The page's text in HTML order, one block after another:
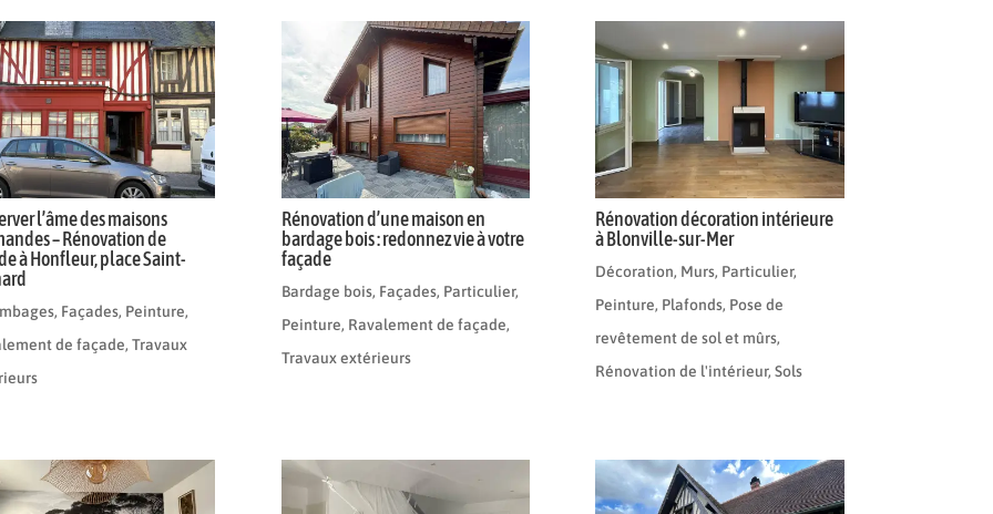
l’âme des maisons
– Rénovation de
à Honfleur, place Saint-
, Façades, Peinture,
de façade, Travaux
Rénovation d’une maison en
bardage bois : redonnez vie à votre
façade
Bardage bois, Façades, Particulier,
Peinture, Ravalement de façade,
Travaux extérieurs
Rénovation décoration intérieure
à Blonville-sur-Mer
Décoration, Murs, Particulier,
Peinture, Plafonds, Pose de
revêtement de sol et mûrs,
Rénovation de l'intérieur,Sols